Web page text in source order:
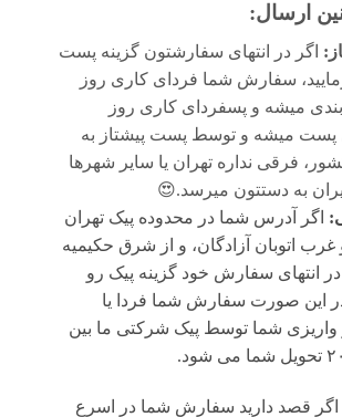
ارسال:
اگر در انتهای سفارشتون گزینه پست
سفارش شما فردای کاری روز
میشه و پسفردای کاری روز
پست میشه و توسط پست پیشتاز به
فرقی نداره تهران یا سایر شهرها
به دستتون میرسد.😍
اگر آدرس شما در محدوده پیک تهران
غرب اتوبان آزادگان، و از شرق حکیمیه
در انتهای سفارش خود گزینه پیک رو
در این صورت سفارش شما فردا یا
واريزى شما توسط پیک شرکتی ما بين
اگر قصد دارید سفارش شما در اسرع